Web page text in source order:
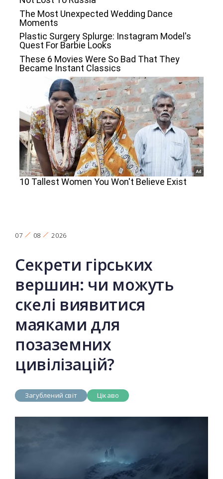
07 08 2026
Секрети гірських
вершин: чи можуть
скелі виявитися
маяками для
позаземних
цивілізацій?
Загублений світ Цікаво